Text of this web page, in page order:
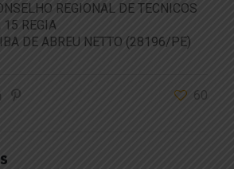
REGIONAL DE TECNICOS
15 REGIA
DE ABREU NETTO (28196/PE)
60